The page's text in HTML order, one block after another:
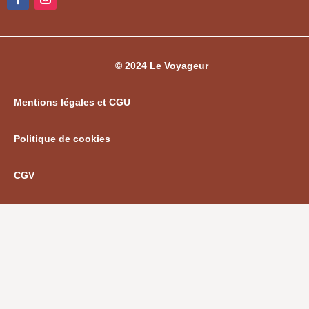
© 2024 Le Voyageur
Mentions légales et CGU
Politique de cookies
CGV